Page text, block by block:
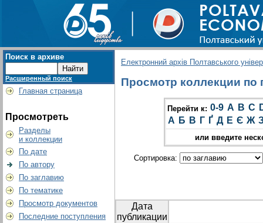
Поиск в архиве
Расширенный поиск
Главная страница
Просмотреть
Разделы
и коллекции
По дате
По автору
По заглавию
По тематике
Просмотр документов
Последние поступления
Електронний архів Полтавського
Просмотр коллекции по
Перейти к: 0-9 A B C
А Б В Г Ґ Д Е Є Ж
или введите
Сортировка:
Дата
публикации